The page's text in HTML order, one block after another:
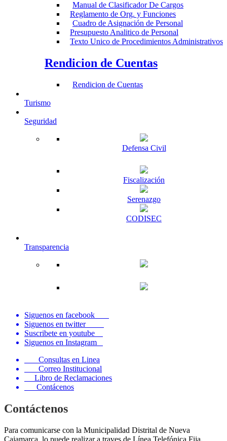
Manual de Clasificador De Cargos
Reglamento de Org. y Funciones
Cuadro de Asignación de Personal
Presupuesto Analitico de Personal
Texto Unico de Procedimientos Administrativos
Rendicion de Cuentas
Rendicion de Cuentas
Turismo
Seguridad
Defensa Civil
Fiscalización
Serenazgo
CODISEC
Transparencia
Siguenos en facebook
Siguenos en twitter
Suscribete en youtube
Siguenos en Instagram
Consultas en Linea
Correo Institucional
Libro de Reclamaciones
Contácenos
Contáctenos
Para comunicarse con la Municipalidad Distrital de Nueva
Cajamarca, lo puede realizar a traves de Línea Telefónica Fija,